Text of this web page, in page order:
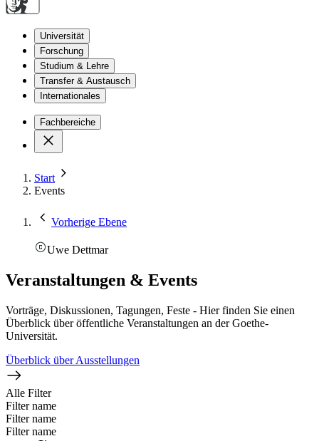
Universität
Forschung
Studium & Lehre
Transfer & Austausch
Internationales
Fachbereiche
Start
Events
Vorherige Ebene
Uwe Dettmar
Veranstaltungen & Events
Vorträge, Diskussionen, Tagungen, Feste - Hier finden Sie einen
Überblick über öffentliche Veranstaltungen an der Goethe-
Universität.
Überblick über Ausstellungen
Alle Filter
Filter name
Filter name
Filter name